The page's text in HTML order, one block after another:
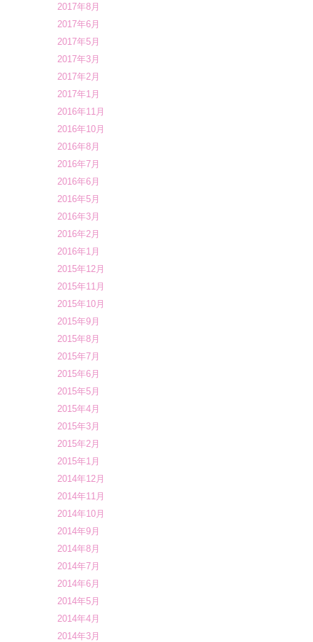
2017年8月
2017年6月
2017年5月
2017年3月
2017年2月
2017年1月
2016年11月
2016年10月
2016年8月
2016年7月
2016年6月
2016年5月
2016年3月
2016年2月
2016年1月
2015年12月
2015年11月
2015年10月
2015年9月
2015年8月
2015年7月
2015年6月
2015年5月
2015年4月
2015年3月
2015年2月
2015年1月
2014年12月
2014年11月
2014年10月
2014年9月
2014年8月
2014年7月
2014年6月
2014年5月
2014年4月
2014年3月